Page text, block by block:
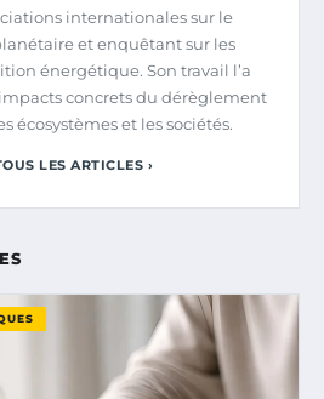
internationales sur le
et enquêtant sur les
énergétique. Son travail l’a
concrets du dérèglement
écosystèmes et les sociétés.
LES ARTICLES ›